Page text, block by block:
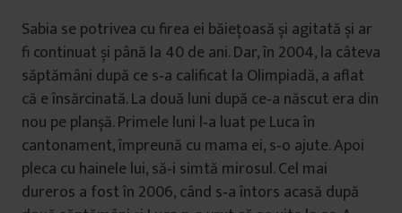
Sabia se potrivea cu firea ei băieţoasă și agitată și ar
fi continuat și până la 40 de ani. Dar, în 2004, la câteva
săptămâni după ce s‑a calificat la Olimpiadă, a aflat
că e însărcinată. La două luni după ce‑a născut era din
nou pe planșă. Primele luni l‑a luat pe Luca în
cantonament, împreună cu mama ei, s‑o ajute. Apoi
pleca cu hainele lui, să‑i simtă mirosul. Cel mai
dureros a fost în 2006, când s‑a întors acasă după